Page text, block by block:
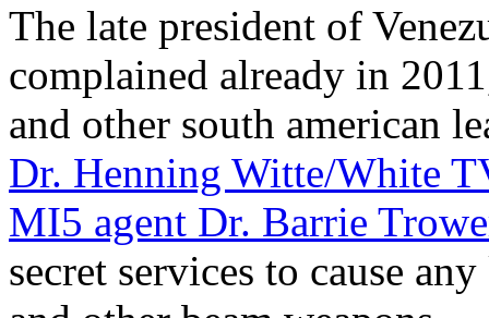
The late president of
complained already in
and other south american
Dr. Henning Witte/White
MI5 agent Dr. Barrie
secret services to cause